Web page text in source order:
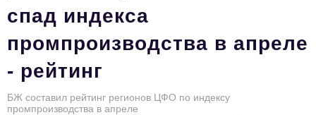
Персона номера
Инфраструктура развития
Технологии и тренды
Туризм
спад индекса
промпроизводства в апреле
- рейтинг
БЖ составил рейтинг регионов ЦФО по индексу
промпроизводства в апреле